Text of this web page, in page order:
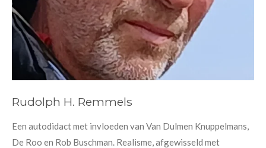
Rudolph H. Remmels
Een autodidact met invloeden van Van Dulmen Knuppelmans,
De Roo en Rob Buschman. Realisme, afgewisseld met